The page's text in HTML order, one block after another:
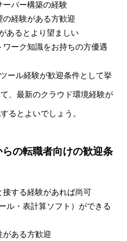
ーバー構築の経験
経験がある方歓迎
あるとより望ましい
ーク知識をお持ちの方優遇
ール経験が歓迎条件として挙
、最新のクラウド環境経験が
るとよいでしょう。
の転職者向けの歓迎条
する経験があれば尚可
ル・表計算ソフト）ができる
ある方歓迎